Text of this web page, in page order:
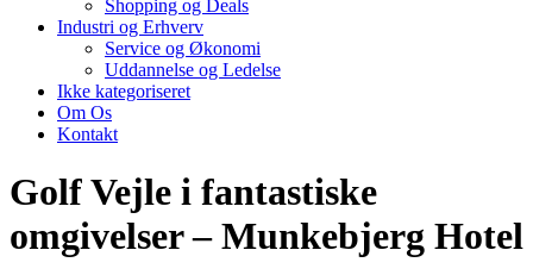
Shopping og Deals
Industri og Erhverv
Service og Økonomi
Uddannelse og Ledelse
Ikke kategoriseret
Om Os
Kontakt
Golf Vejle i fantastiske
omgivelser – Munkebjerg Hotel